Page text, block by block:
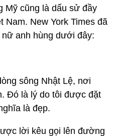
Mỹ cũng là dấu sử đầy
Nam. New York Times đã
anh hùng dưới đây:
sông Nhật Lệ, nơi
Đó là lý do tôi được đặt
là đẹp.
lời kêu gọi lên đường